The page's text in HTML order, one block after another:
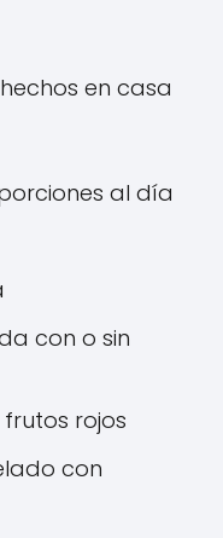
en casa
al día
con o sin
rojos
con